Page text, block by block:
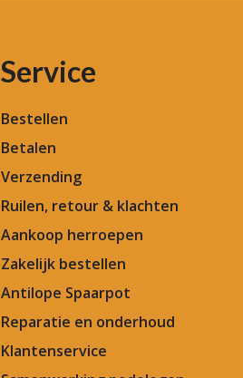
Service
Bestellen
Betalen
Verzending
Ruilen, retour & klachten
Aankoop herroepen
Zakelijk bestellen
Antilope Spaarpot
Reparatie en onderhoud
Klantenservice